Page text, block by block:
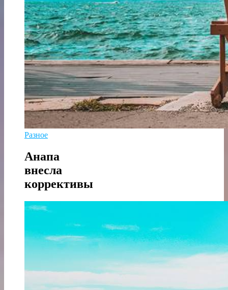
Разное
Анапа
внесла
коррективы